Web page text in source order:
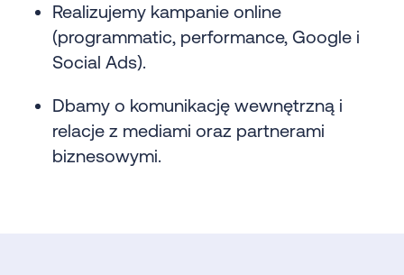
Realizujemy kampanie online
(programmatic, performance, Google i
Social Ads).
Dbamy o komunikację wewnętrzną i
relacje z mediami oraz partnerami
biznesowymi.